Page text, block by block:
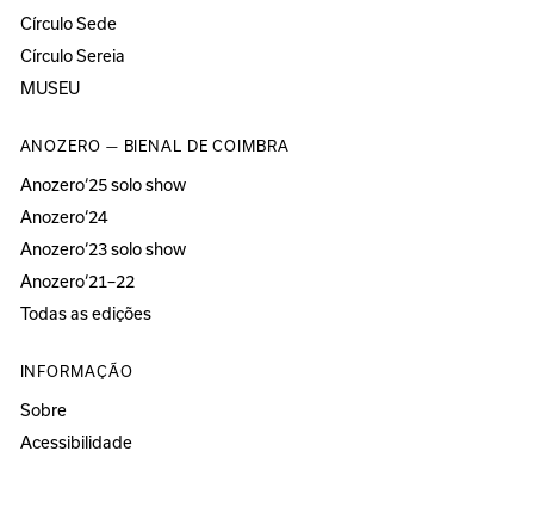
Círculo Sede
Círculo Sereia
MUSEU
ANOZERO — BIENAL DE COIMBRA
Anozero‘25 solo show
Anozero‘24
Anozero‘23 solo show
Anozero‘21–22
Todas as edições
INFORMAÇÃO
Sobre
Acessibilidade